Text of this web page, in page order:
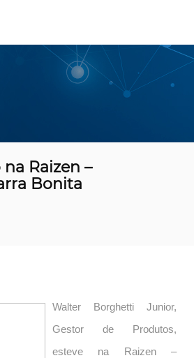
Raizen –
Bonita
Walter Borghetti Junior,
Gestor de Produtos,
esteve na Raizen –